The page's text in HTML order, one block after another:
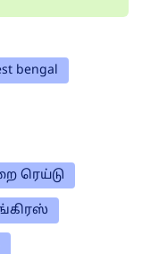
bengal
ரெய்டு